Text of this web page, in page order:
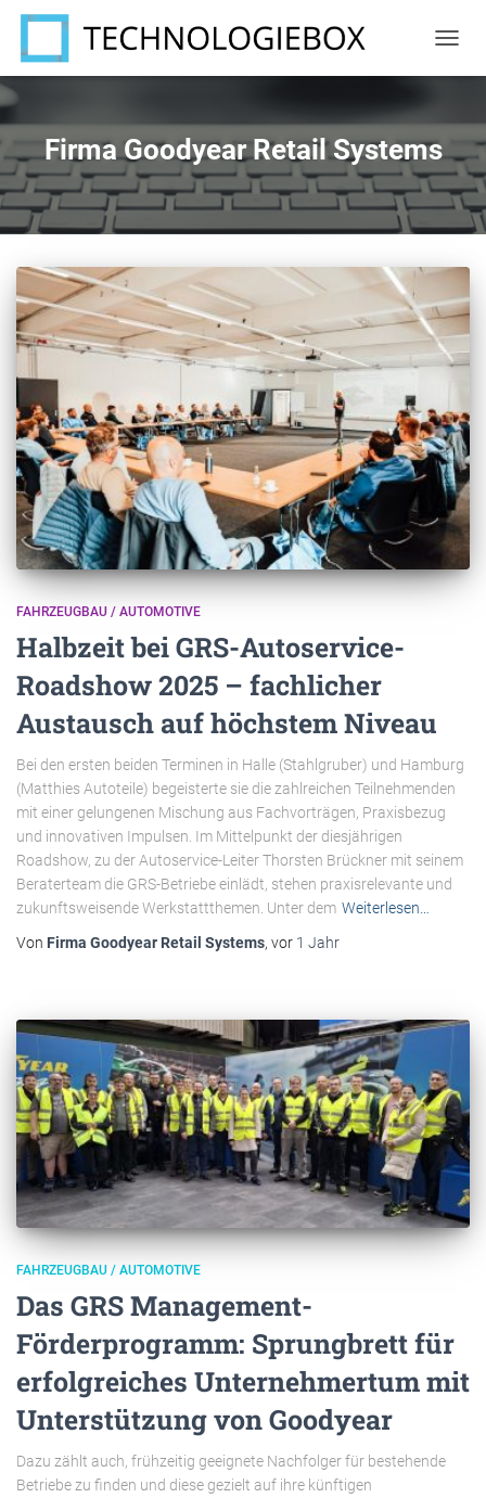
Firma Goodyear Retail Systems
FAHRZEUGBAU / AUTOMOTIVE
Halbzeit bei GRS-Autoservice-
Roadshow 2025 – fachlicher
Austausch auf höchstem Niveau
Bei den ersten beiden Terminen in Halle (Stahlgruber) und Hamburg
(Matthies Autoteile) begeisterte sie die zahlreichen Teilnehmenden
mit einer gelungenen Mischung aus Fachvorträgen, Praxisbezug
und innovativen Impulsen. Im Mittelpunkt der diesjährigen
Roadshow, zu der Autoservice-Leiter Thorsten Brückner mit seinem
Beraterteam die GRS-Betriebe einlädt, stehen praxisrelevante und
zukunftsweisende Werkstattthemen. Unter dem Weiterlesen…
Von Firma Goodyear Retail Systems, vor 1 Jahr
FAHRZEUGBAU / AUTOMOTIVE
Das GRS Management-
Förderprogramm: Sprungbrett für
erfolgreiches Unternehmertum mit
Unterstützung von Goodyear
Dazu zählt auch, frühzeitig geeignete Nachfolger für bestehende
Betriebe zu finden und diese gezielt auf ihre künftigen